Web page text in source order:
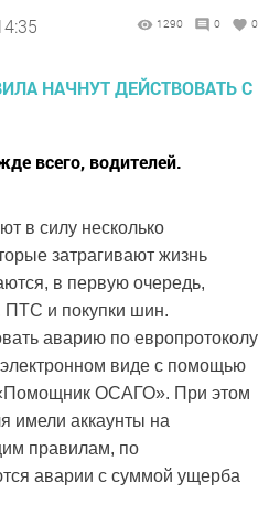
1290 0 0
всего, водителей.
в силу несколько
затрагивают жизнь
в первую очередь,
и покупки шин.
аварию по европротоколу
виде с помощью
ОСАГО». При этом
имели аккаунты на
правилам, по
аварии с суммой ущерба